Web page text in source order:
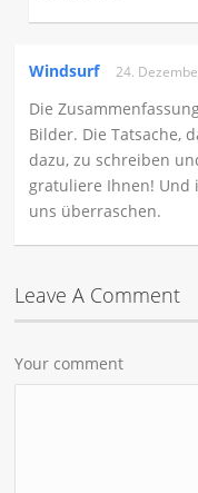
Windsurf 24.
Die
Bilder. Die Tatsache,
dazu, zu schreiben
gratuliere Ihnen! Und
uns überraschen.
Leave A Comment
Your comment